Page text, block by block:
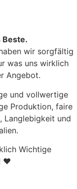
Beste.
wir sorgfältig
was uns wirklich
Angebot.
und vollwertige
Produktion, faire
Langlebigkeit und
Wichtige
♥